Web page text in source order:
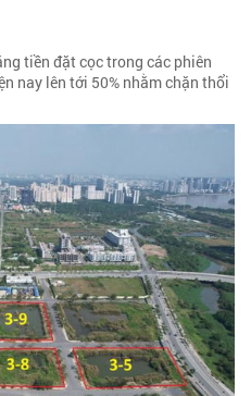
tiền đặt cọc trong các phiên
nay lên tới 50% nhằm chặn thổi